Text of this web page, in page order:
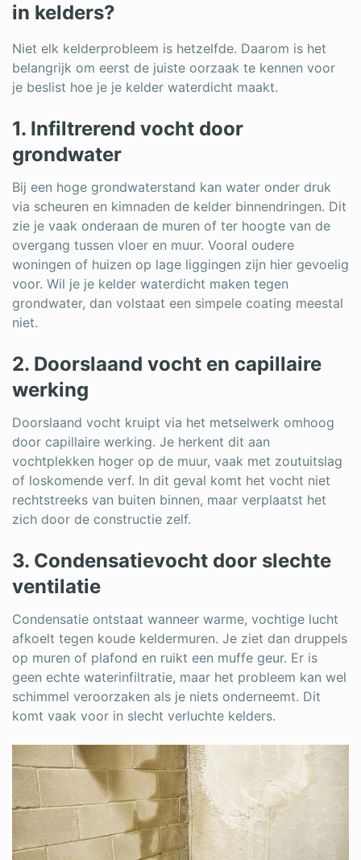
in kelders?
Niet elk kelderprobleem is hetzelfde. Daarom is het
belangrijk om eerst de juiste oorzaak te kennen voor
je beslist hoe je je kelder waterdicht maakt.
1. Infiltrerend vocht door
grondwater
Bij een hoge grondwaterstand kan water onder druk
via scheuren en kimnaden de kelder binnendringen. Dit
zie je vaak onderaan de muren of ter hoogte van de
overgang tussen vloer en muur. Vooral oudere
woningen of huizen op lage liggingen zijn hier gevoelig
voor. Wil je je kelder waterdicht maken tegen
grondwater, dan volstaat een simpele coating meestal
niet.
2. Doorslaand vocht en capillaire
werking
Doorslaand vocht kruipt via het metselwerk omhoog
door capillaire werking. Je herkent dit aan
vochtplekken hoger op de muur, vaak met zoutuitslag
of loskomende verf. In dit geval komt het vocht niet
rechtstreeks van buiten binnen, maar verplaatst het
zich door de constructie zelf.
3. Condensatievocht door slechte
ventilatie
Condensatie ontstaat wanneer warme, vochtige lucht
afkoelt tegen koude keldermuren. Je ziet dan druppels
op muren of plafond en ruikt een muffe geur. Er is
geen echte waterinfiltratie, maar het probleem kan wel
schimmel veroorzaken als je niets onderneemt. Dit
komt vaak voor in slecht verluchte kelders.